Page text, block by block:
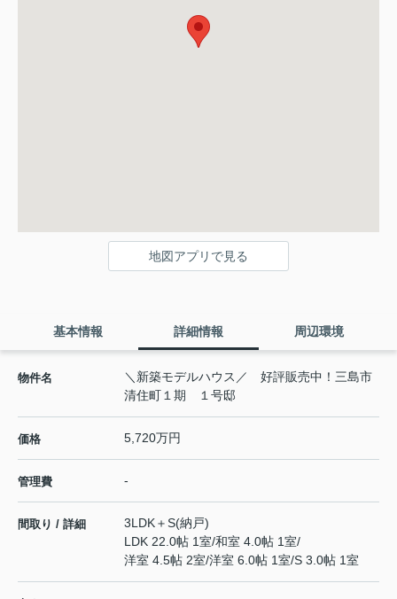
地図アプリで見る
基本情報 詳細情報 周辺環境
物件名
＼新築モデルハウス／ 好評販売中！三島市
清住町１期 １号邸
価格 5,720万円
管理費 -
間取り / 詳細
3LDK＋S(納戸)
LDK 22.0帖 1室/和室 4.0帖 1室/
洋室 4.5帖 2室/洋室 6.0帖 1室/S 3.0帖 1室